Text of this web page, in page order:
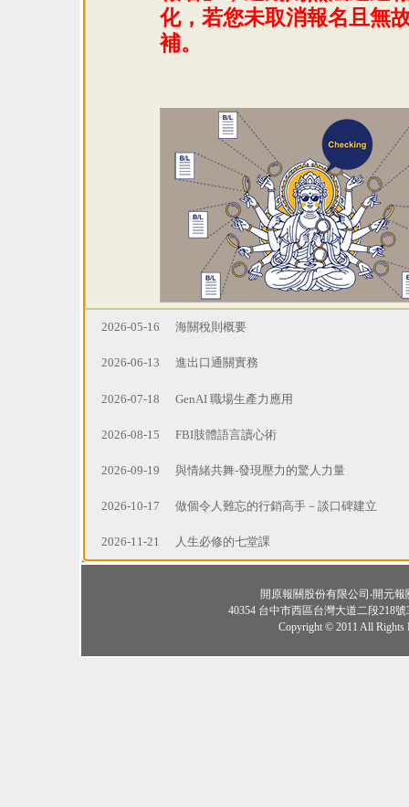
化，若您未取消報名且無
補。
2026-05-16 海關稅則概要
2026-06-13 進出口通關實務
2026-07-18 GenAI 職場生產力應用
2026-08-15 FBI肢體語言讀心術
2026-09-19 與情緒共舞-發現壓力的驚人力量
2026-10-17 做個令人難忘的行銷高手－談口碑建立
2026-11-21 人生必修的七堂課
開原報關股份有限公司‧開元
40354 台中市西區台灣大道二段218
Copyright © 2011 All Rights